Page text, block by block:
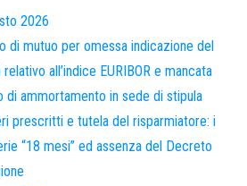
2026
di mutuo per omessa indicazione del
all’indice EURIBOR e mancata
di ammortamento in sede di stipula
prescritti e tutela del risparmiatore: i
“18 mesi” ed assenza del Decreto